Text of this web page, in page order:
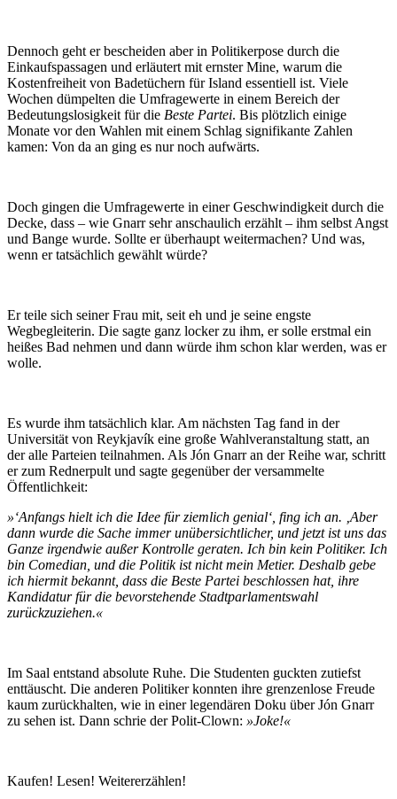
Dennoch geht er bescheiden aber in Politikerpose durch die
Einkaufspassagen und erläutert mit ernster Mine, warum die
Kostenfreiheit von Badetüchern für Island essentiell ist. Viele
Wochen dümpelten die Umfragewerte in einem Bereich der
Bedeutungslosigkeit für die Beste Partei. Bis plötzlich einige
Monate vor den Wahlen mit einem Schlag signifikante Zahlen
kamen: Von da an ging es nur noch aufwärts.
Doch gingen die Umfragewerte in einer Geschwindigkeit durch die
Decke, dass – wie Gnarr sehr anschaulich erzählt – ihm selbst Angst
und Bange wurde. Sollte er überhaupt weitermachen? Und was,
wenn er tatsächlich gewählt würde?
Er teile sich seiner Frau mit, seit eh und je seine engste
Wegbegleiterin. Die sagte ganz locker zu ihm, er solle erstmal ein
heißes Bad nehmen und dann würde ihm schon klar werden, was er
wolle.
Es wurde ihm tatsächlich klar. Am nächsten Tag fand in der
Universität von Reykjavík eine große Wahlveranstaltung statt, an
der alle Parteien teilnahmen. Als Jón Gnarr an der Reihe war, schritt
er zum Rednerpult und sagte gegenüber der versammelte
Öffentlichkeit:
»‘Anfangs hielt ich die Idee für ziemlich genial‘, fing ich an. ‚Aber
dann wurde die Sache immer unübersichtlicher, und jetzt ist uns das
Ganze irgendwie außer Kontrolle geraten. Ich bin kein Politiker. Ich
bin Comedian, und die Politik ist nicht mein Metier. Deshalb gebe
ich hiermit bekannt, dass die Beste Partei beschlossen hat, ihre
Kandidatur für die bevorstehende Stadtparlamentswahl
zurückzuziehen.«
Im Saal entstand absolute Ruhe. Die Studenten guckten zutiefst
enttäuscht. Die anderen Politiker konnten ihre grenzenlose Freude
kaum zurückhalten, wie in einer legendären Doku über Jón Gnarr
zu sehen ist. Dann schrie der Polit-Clown: »Joke!«
Kaufen! Lesen! Weitererzählen!